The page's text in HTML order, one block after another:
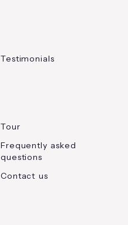
Testimonials
Tour
Frequently asked
questions
Contact us